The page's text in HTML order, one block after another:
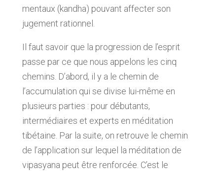
mentaux (kandha) pouvant affecter son
jugement rationnel.
Il faut savoir que la progression de l’esprit
passe par ce que nous appelons les cinq
chemins. D’abord, il y a le chemin de
l’accumulation qui se divise lui-même en
plusieurs parties : pour débutants,
intermédiaires et experts en méditation
tibétaine. Par la suite, on retrouve le chemin
de l’application sur lequel la méditation de
vipasyana peut être renforcée. C’est le